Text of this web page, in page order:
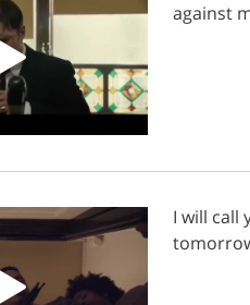
against
I will call